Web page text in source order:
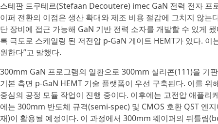
스테판 드쿠테르(Stefaan Decoutere) imec GaN 전력 전자 프
이퍼 전환의 이점은 생산 확대와 제조 비용 절감에 그치지 않
단 장비에 접근 가능해 GaN 기반 전력 소자를 개발할 수 있게
록 극도로 스케일링 된 저전압 p-GaN 게이트 HEMT가 있다.
원한다”고 말했다.
300mm GaN 프로그램의 일환으로 300mm 실리콘(111)을 기
기본 측면 p-GaN HEMT 기술 플랫폼이 우선 구축된다. 이를
중심의 공정 모듈 작업이 진행 중이다. 이후에는 고전압 애플
에는 300mm 반도체 규격(semi-spec) 및 CMOS 호환 QST 엔
재)이 활용될 예정이다. 이 과정에서 300mm 웨이퍼의 뒤틀림